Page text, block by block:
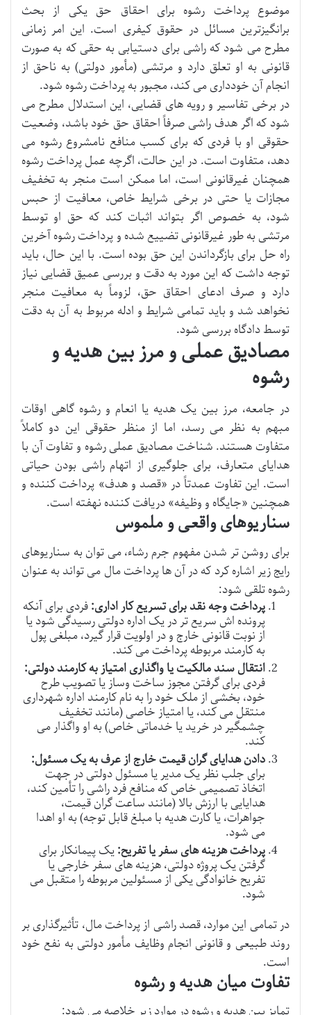
موضوع پرداخت رشوه برای احقاق حق یکی از بحث
برانگیزترین مسائل در حقوق کیفری است. این امر زمانی
مطرح می شود که راشی برای دستیابی به حقی که به صورت
قانونی به او تعلق دارد و مرتشی (مأمور دولتی) به ناحق از
انجام آن خودداری می کند، مجبور به پرداخت رشوه شود.
در برخی تفاسیر و رویه های قضایی، این استدلال مطرح می
شود که اگر هدف راشی صرفاً احقاق حق خود باشد، وضعیت
حقوقی او با فردی که برای کسب منافع نامشروع رشوه می
دهد، متفاوت است. در این حالت، اگرچه عمل پرداخت رشوه
همچنان غیرقانونی است، اما ممکن است منجر به تخفیف
مجازات یا حتی در برخی شرایط خاص، معافیت از حبس
شود، به خصوص اگر بتواند اثبات کند که حق او توسط
مرتشی به طور غیرقانونی تضییع شده و پرداخت رشوه آخرین
راه حل برای بازگرداندن این حق بوده است. با این حال، باید
توجه داشت که این مورد به دقت و بررسی عمیق قضایی نیاز
دارد و صرف ادعای احقاق حق، لزوماً به معافیت منجر
نخواهد شد و باید تمامی شرایط و ادله مربوط به آن به دقت
توسط دادگاه بررسی شود.
مصادیق عملی و مرز بین هدیه و
رشوه
در جامعه، مرز بین یک هدیه یا انعام و رشوه گاهی اوقات
مبهم به نظر می رسد، اما از منظر حقوقی این دو کاملاً
متفاوت هستند. شناخت مصادیق عملی رشوه و تفاوت آن با
هدایای متعارف، برای جلوگیری از اتهام راشی بودن حیاتی
است. این تفاوت عمدتاً در «قصد و هدف» پرداخت کننده و
همچنین «جایگاه و وظیفه» دریافت کننده نهفته است.
سناریوهای واقعی و ملموس
برای روشن تر شدن مفهوم جرم رشاء، می توان به سناریوهای
رایج زیر اشاره کرد که در آن ها پرداخت مال می تواند به عنوان
رشوه تلقی شود:
پرداخت وجه نقد برای تسریع کار اداری:فردی برای آنکه
پرونده اش سریع تر در یک اداره دولتی رسیدگی شود یا
از نوبت قانونی خارج و در اولویت قرار گیرد، مبلغی پول
به کارمند مربوطه پرداخت می کند.
انتقال سند مالکیت یا واگذاری امتیاز به کارمند دولتی:
فردی برای گرفتن مجوز ساخت وساز یا تصویب طرح
خود، بخشی از ملک خود را به نام کارمند اداره شهرداری
منتقل می کند، یا امتیاز خاصی (مانند تخفیف
چشمگیر در خرید یا خدماتی خاص) به او واگذار می
کند.
دادن هدایای گران قیمت خارج از عرف به یک مسئول:
برای جلب نظر یک مدیر یا مسئول دولتی در جهت
اتخاذ تصمیمی خاص که منافع فرد راشی را تأمین کند،
هدایایی با ارزش بالا (مانند ساعت گران قیمت،
جواهرات، یا کارت هدیه با مبلغ قابل توجه) به او اهدا
می شود.
پرداخت هزینه های سفر یا تفریح:یک پیمانکار برای
گرفتن یک پروژه دولتی، هزینه های سفر خارجی یا
تفریح خانوادگی یکی از مسئولین مربوطه را متقبل می
شود.
در تمامی این موارد، قصد راشی از پرداخت مال، تأثیرگذاری بر
روند طبیعی و قانونی انجام وظایف مأمور دولتی به نفع خود
است.
تفاوت میان هدیه و رشوه
تمایز بین هدیه و رشوه در موارد زیر خلاصه می شود: